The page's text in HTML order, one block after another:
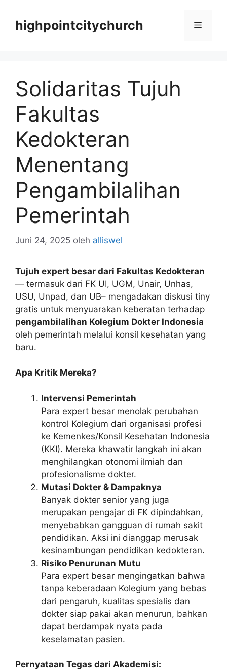
highpointcitychurch Menu
Solidaritas Tujuh
Fakultas
Kedokteran
Menentang
Pengambilalihan
Pemerintah
Juni 24, 2025 oleh alliswel
Tujuh expert besar dari Fakultas Kedokteran
— termasuk dari FK UI, UGM, Unair, Unhas,
USU, Unpad, dan UB– mengadakan diskusi tiny
gratis untuk menyuarakan keberatan terhadap
pengambilalihan Kolegium Dokter Indonesia
oleh pemerintah melalui konsil kesehatan yang
baru.
Apa Kritik Mereka?
Intervensi Pemerintah
Para expert besar menolak perubahan
kontrol Kolegium dari organisasi profesi
ke Kemenkes/Konsil Kesehatan Indonesia
(KKI). Mereka khawatir langkah ini akan
menghilangkan otonomi ilmiah dan
profesionalisme dokter.
Mutasi Dokter & Dampaknya
Banyak dokter senior yang juga
merupakan pengajar di FK dipindahkan,
menyebabkan gangguan di rumah sakit
pendidikan. Aksi ini dianggap merusak
kesinambungan pendidikan kedokteran.
Risiko Penurunan Mutu
Para expert besar mengingatkan bahwa
tanpa keberadaan Kolegium yang bebas
dari pengaruh, kualitas spesialis dan
dokter siap pakai akan menurun, bahkan
dapat berdampak nyata pada
keselamatan pasien.
Pernyataan Tegas dari Akademisi: